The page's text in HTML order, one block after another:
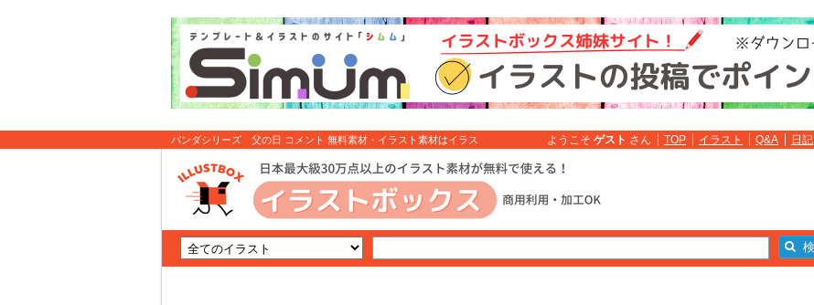
パンダシリーズ 父の日 コメント 無料素材・イラスト素材はイラス
ようこそ ゲスト さん TOP イラスト Q&A 日記